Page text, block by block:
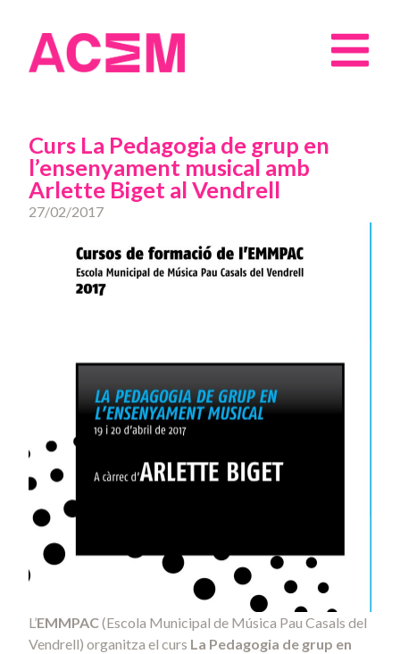
Curs La Pedagogia de grup en
l’ensenyament musical amb
Arlette Biget al Vendrell
27/02/2017
L’EMMPAC(Escola Municipal de Música Pau Casals del
Vendrell) organitza el curs La Pedagogia de grup en